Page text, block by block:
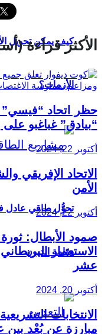
كيف يمكن تحويل
الأزمات؟
تحوُّل طاقي عادل
دوّامة الديون
الأكثر قراءة
حظر اتحاد “فيسي”
“بيادق” غباغبو
أكتوبر 22, 2024
الاتحاد الإفريقي
الأمن
أكتوبر 22, 2024
صمود الأبطال:
الاستعمار
عشر
أكتوبر 20, 2024
الانتخابات
مبارزة عن بُعْد